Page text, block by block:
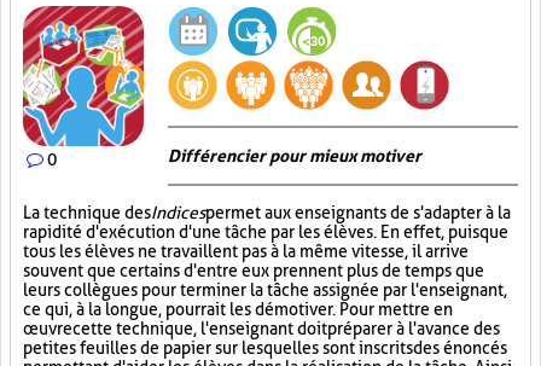
0 Différencier pour mieux motiver
La technique desIndicespermet aux enseignants de s'adapter à la
rapidité d'exécution d'une tâche par les élèves. En effet, puisque
tous les élèves ne travaillent pas à la même vitesse, il arrive
souvent que certains d'entre eux prennent plus de temps que
leurs collègues pour terminer la tâche assignée par l'enseignant,
ce qui, à la longue, pourrait les démotiver. Pour mettre en
œuvre cette technique, l'enseignant doit préparer à l'avance des
petites feuilles de papier sur lesquelles sont inscrits des énoncés